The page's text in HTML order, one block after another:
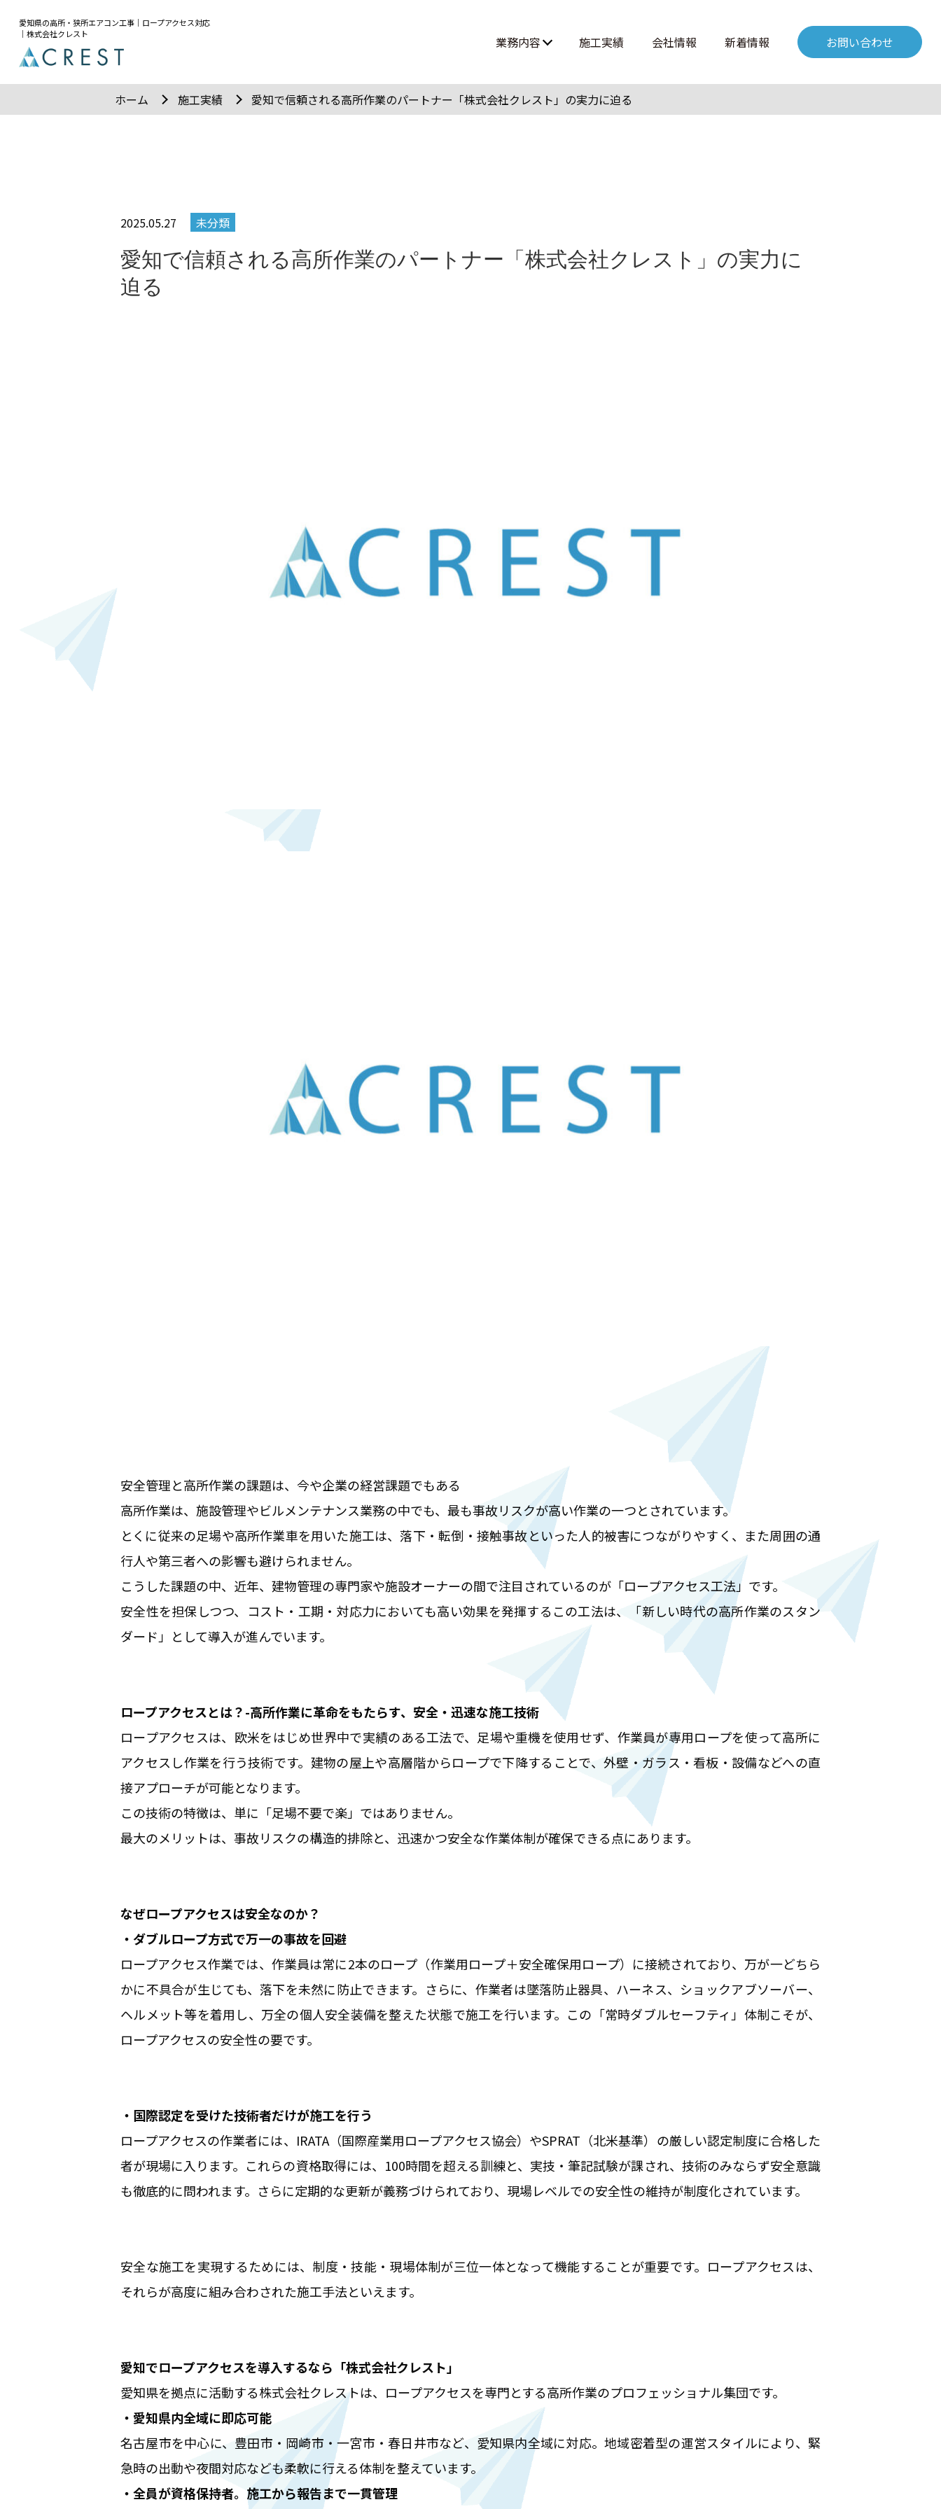
愛知県の高所・狭所エアコン工事｜ロープアクセス対応
｜株式会社クレスト
業務内容
高所作業・ロープアクセス
施工実績 会社情報 新着情報 お問い合わせ
ホーム 施工実績 愛知で信頼される高所作業のパートナー「株式会社クレスト」の実力に迫る
2025.05.27 未分類
愛知で信頼される高所作業のパートナー「株式会社クレスト」の実力に
迫る
安全管理と高所作業の課題は、今や企業の経営課題でもある
高所作業は、施設管理やビルメンテナンス業務の中でも、最も事故リスクが高い作業の一つとされています。
とくに従来の足場や高所作業車を用いた施工は、落下・転倒・接触事故といった人的被害につながりやすく、また周囲の通
行人や第三者への影響も避けられません。
こうした課題の中、近年、建物管理の専門家や施設オーナーの間で注目されているのが「ロープアクセス工法」です。
安全性を担保しつつ、コスト・工期・対応力においても高い効果を発揮するこの工法は、「新しい時代の高所作業のスタン
ダード」として導入が進んでいます。
ロープアクセスとは？-高所作業に革命をもたらす、安全・迅速な施工技術
ロープアクセスは、欧米をはじめ世界中で実績のある工法で、足場や重機を使用せず、作業員が専用ロープを使って高所に
アクセスし作業を行う技術です。建物の屋上や高層階からロープで下降することで、外壁・ガラス・看板・設備などへの直
接アプローチが可能となります。
この技術の特徴は、単に「足場不要で楽」ではありません。
最大のメリットは、事故リスクの構造的排除と、迅速かつ安全な作業体制が確保できる点にあります。
なぜロープアクセスは安全なのか？
・ダブルロープ方式で万一の事故を回避
ロープアクセス作業では、作業員は常に2本のロープ（作業用ロープ＋安全確保用ロープ）に接続されており、万が一どちら
かに不具合が生じても、落下を未然に防止できます。さらに、作業者は墜落防止器具、ハーネス、ショックアブソーバー、
ヘルメット等を着用し、万全の個人安全装備を整えた状態で施工を行います。この「常時ダブルセーフティ」体制こそが、
ロープアクセスの安全性の要です。
・国際認定を受けた技術者だけが施工を行う
ロープアクセスの作業者には、IRATA（国際産業用ロープアクセス協会）やSPRAT（北米基準）の厳しい認定制度に合格した
者が現場に入ります。これらの資格取得には、100時間を超える訓練と、実技・筆記試験が課され、技術のみならず安全意識
も徹底的に問われます。さらに定期的な更新が義務づけられており、現場レベルでの安全性の維持が制度化されています。
安全な施工を実現するためには、制度・技能・現場体制が三位一体となって機能することが重要です。ロープアクセスは、
それらが高度に組み合わされた施工手法といえます。
愛知でロープアクセスを導入するなら「株式会社クレスト」
愛知県を拠点に活動する株式会社クレストは、ロープアクセスを専門とする高所作業のプロフェッショナル集団です。
・ 愛知県内全域に即応可能
名古屋市を中心に、豊田市・岡崎市・一宮市・春日井市など、愛知県内全域に対応。地域密着型の運営スタイルにより、緊
急時の出動や夜間対応なども柔軟に行える体制を整えています。
・全員が資格保持者。施工から報告まで一貫管理